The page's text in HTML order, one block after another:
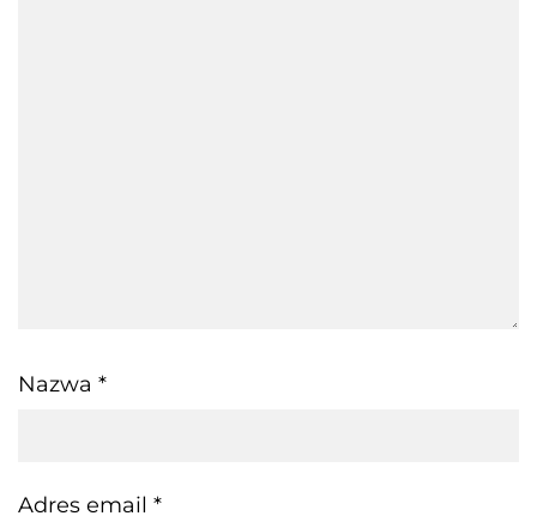
Nazwa *
Adres email *